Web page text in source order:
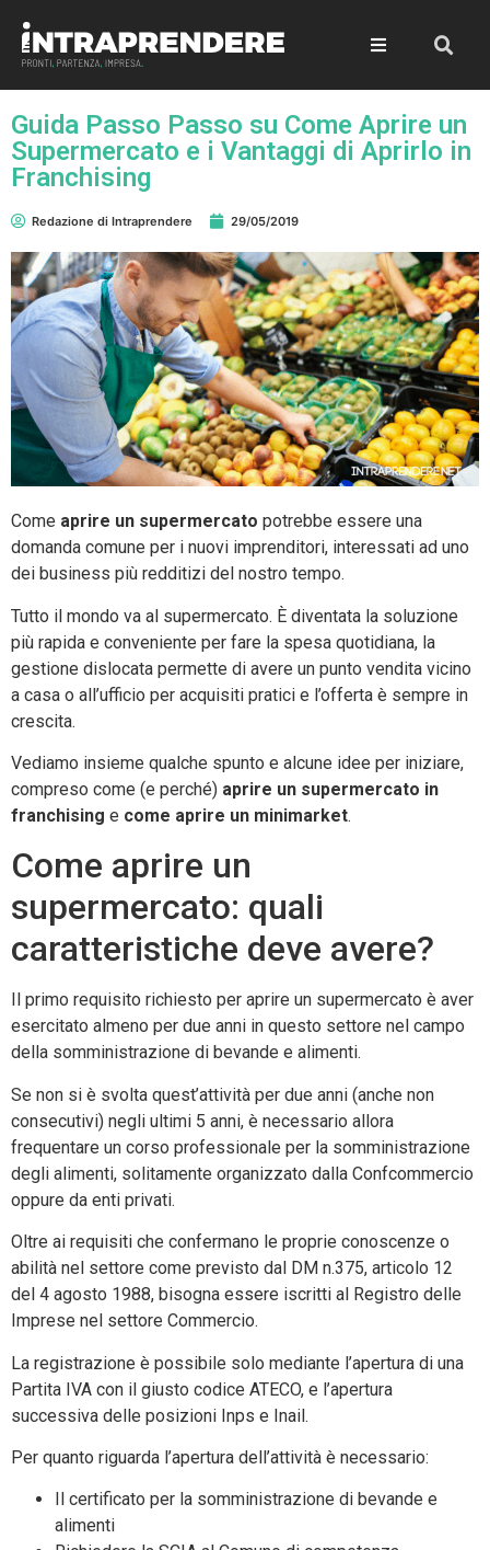
Guida Passo Passo su Come Aprire un
Supermercato e i Vantaggi di Aprirlo in
Franchising
Redazione di Intraprendere 29/05/2019
Come aprire un supermercato potrebbe essere una
domanda comune per i nuovi imprenditori, interessati ad uno
dei business più redditizi del nostro tempo.
Tutto il mondo va al supermercato. È diventata la soluzione
più rapida e conveniente per fare la spesa quotidiana, la
gestione dislocata permette di avere un punto vendita vicino
a casa o all’ufficio per acquisiti pratici e l’offerta è sempre in
crescita.
Vediamo insieme qualche spunto e alcune idee per iniziare,
compreso come (e perché) aprire un supermercato in
franchising e come aprire un minimarket.
Come aprire un
supermercato: quali
caratteristiche deve avere?
Il primo requisito richiesto per aprire un supermercato è aver
esercitato almeno per due anni in questo settore nel campo
della somministrazione di bevande e alimenti.
Se non si è svolta quest’attività per due anni (anche non
consecutivi) negli ultimi 5 anni, è necessario allora
frequentare un corso professionale per la somministrazione
degli alimenti, solitamente organizzato dalla Confcommercio
oppure da enti privati.
Oltre ai requisiti che confermano le proprie conoscenze o
abilità nel settore come previsto dal DM n.375, articolo 12
del 4 agosto 1988, bisogna essere iscritti al Registro delle
Imprese nel settore Commercio.
La registrazione è possibile solo mediante l’apertura di una
Partita IVA con il giusto codice ATECO, e l’apertura
successiva delle posizioni Inps e Inail.
Per quanto riguarda l’apertura dell’attività è necessario:
Il certificato per la somministrazione di bevande e
alimenti